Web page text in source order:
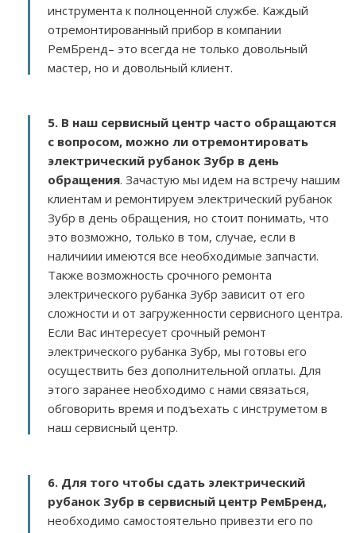
инструмента к полноценной службе. Каждый
отремонтированный прибор в компании
РемБренд– это всегда не только довольный
мастер, но и довольный клиент.
5. В наш сервисный центр часто обращаются
с вопросом, можно ли отремонтировать
электрический рубанок Зубр в день
обращения. Зачастую мы идем на встречу нашим
клиентам и ремонтируем электрический рубанок
Зубр в день обращения, но стоит понимать, что
это возможно, только в том, случае, если в
наличиии имеются все необходимые запчасти.
Также возможность срочного ремонта
электрического рубанка Зубр зависит от его
сложности и от загруженности сервисного центра.
Если Вас интересует срочный ремонт
электрического рубанка Зубр, мы готовы его
осуществить без дополнительной оплаты. Для
этого заранее необходимо с нами связаться,
обговорить время и подъехать с инструметом в
наш сервисный центр.
6. Для того чтобы сдать электрический
рубанок Зубр в сервисный центр РемБренд,
необходимо самостоятельно привезти его по